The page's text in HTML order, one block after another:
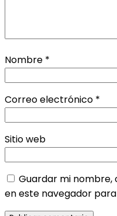
Nombre *
Correo electrónico *
Sitio web
Guardar mi
en este navegador